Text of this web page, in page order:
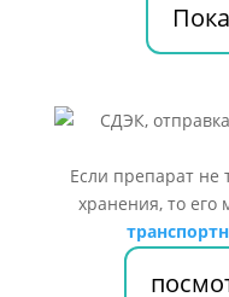
Если препарат не
хранения, то его